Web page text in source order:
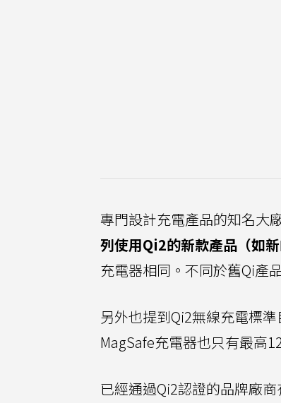
專門設計充電產品的知名大
列使用Qi2的新款產品（如
充電器相同。不同於舊Qi產
另外也提到Qi2無線充電標
MagSafe充電器也只有最高
已經通過Qi2認證的品牌廠